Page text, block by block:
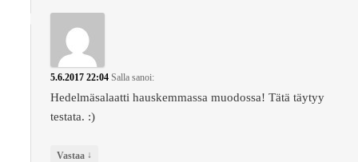
5.6.2017 22:04 Salla sanoi:
Hedelmäsalaatti hauskemmassa muodossa! Tätä täytyy
testata. :)
Vastaa ↓